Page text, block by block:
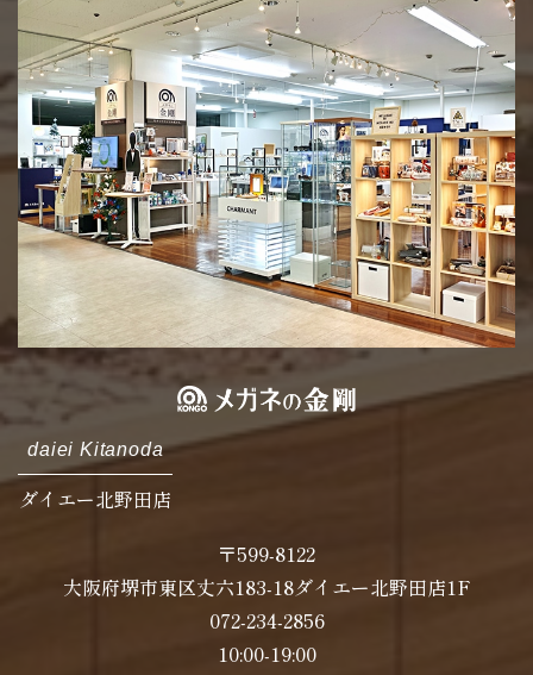
daiei Kitanoda
ダイエー北野田店
〒599-8122
大阪府堺市東区丈六183-18ダイエー北野田店1F
072-234-2856
10:00-19:00